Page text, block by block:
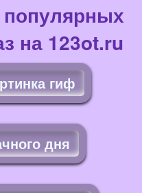
популярных
на 123ot.ru
гиф
дня